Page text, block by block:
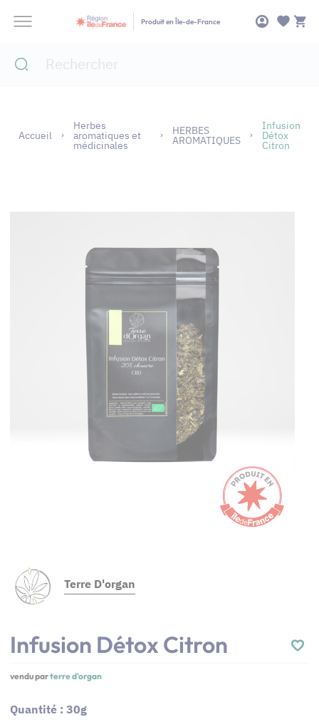
Produit en Île-de-France
Accueil
Herbes
aromatiques et
médicinales
HERBES
AROMATIQUES
Infusion
Détox
Citron
Terre D'organ
Infusion Détox Citron
vendu parterre d'organ
Quantité : 30g